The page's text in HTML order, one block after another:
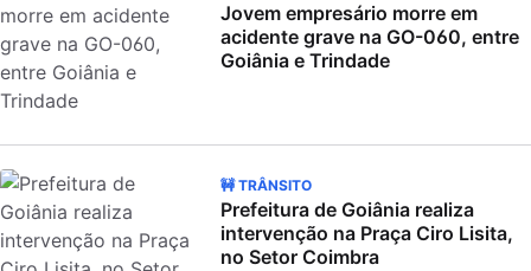
Jovem empresário morre em
acidente grave na GO-060, entre
Goiânia e Trindade
🚧 TRÂNSITO
Prefeitura de Goiânia realiza
intervenção na Praça Ciro Lisita,
no Setor Coimbra